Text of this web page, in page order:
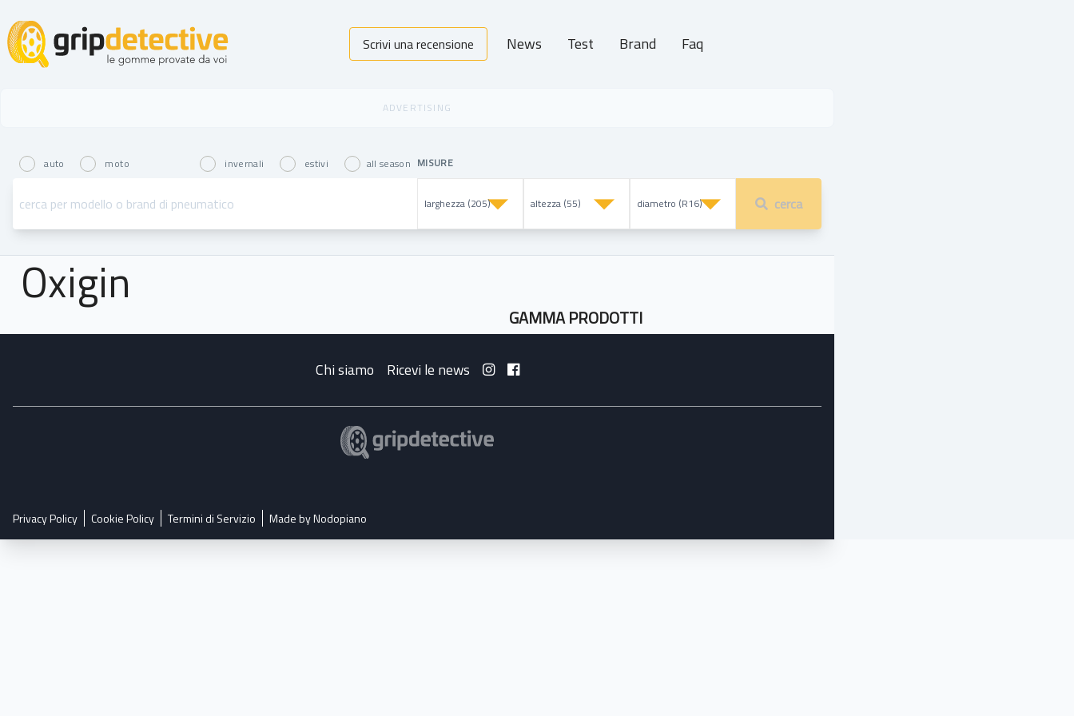
GripDetective Scrivi una recensione News Test Brand Faq
auto moto invernali estivi all season MISURE
cerca
Oxigin
GAMMA PRODOTTI
Chi siamo Ricevi le news
Privacy Policy Cookie Policy Termini di Servizio Made by Nodopiano